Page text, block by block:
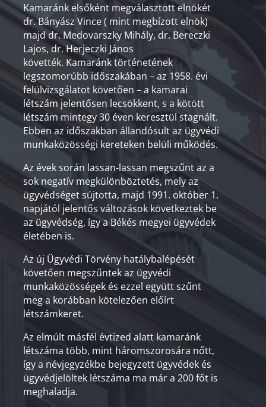
Kamaránk elsőként megválasztott elnökét
dr. Bányász Vince ( mint megbízott elnök)
majd dr. Medovarszky Mihály, dr. Bereczki
Lajos, dr. Herjeczki János
követték. Kamaránk történetének
legszomorúbb időszakában – az 1958. évi
felülvizsgálatot követően – a kamarai
létszám jelentősen lecsökkent, s a kötött
létszám mintegy 30 éven keresztül stagnált.
Ebben az időszakban állandósult az ügyvédi
munkaközösségi kereteken belüli működés.
Az évek során lassan-lassan megszűnt az a
sok negatív megkülönböztetés, mely az
ügyvédséget sújtotta, majd 1991. október 1.
napjától jelentős változások következtek be
az ügyvédség, így a Békés megyei ügyvédek
életében is.
Az új Ügyvédi Törvény hatálybalépését
követően megszűntek az ügyvédi
munkaközösségek és ezzel együtt szűnt
meg a korábban kötelezően előírt
létszámkeret.
Az elmúlt másfél évtized alatt kamaránk
létszáma több, mint háromszorosára nőtt,
így a névjegyzékbe bejegyzett ügyvédek és
ügyvédjelöltek létszáma ma már a 200 főt is
meghaladja.